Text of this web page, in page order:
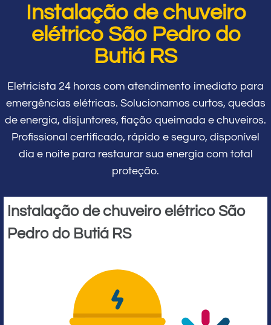
Instalação de chuveiro
elétrico São Pedro do
Butiá RS
Eletricista 24 horas com atendimento imediato para
emergências elétricas. Solucionamos curtos, quedas
de energia, disjuntores, fiação queimada e chuveiros.
Profissional certificado, rápido e seguro, disponível
dia e noite para restaurar sua energia com total
proteção.
Instalação de chuveiro elétrico São
Pedro do Butiá RS